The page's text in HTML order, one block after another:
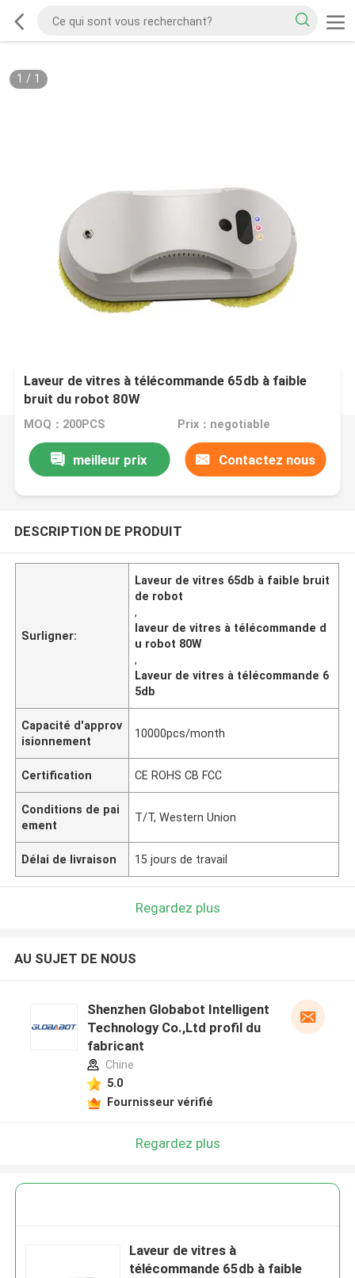
1 / 1
Laveur de vitres à télécommande 65db à faible
bruit du robot 80W
MOQ：200PCS Prix：negotiable
meilleur prix Contactez nous
DESCRIPTION DE PRODUIT
Surligner:
Laveur de vitres 65db à faible bruit
de robot
,
laveur de vitres à télécommande d
u robot 80W
,
Laveur de vitres à télécommande 6
5db
Capacité d'approv
isionnement
10000pcs/month
Certification CE ROHS CB FCC
Conditions de pai
ement
T/T, Western Union
Délai de livraison 15 jours de travail
Regardez plus
AU SUJET DE NOUS
Shenzhen Globabot Intelligent
Technology Co.,Ltd profil du
fabricant
Chine
5.0
Fournisseur vérifié
Regardez plus
Laveur de vitres à
télécommande 65db à faible